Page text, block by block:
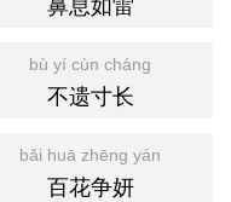
bù yí cùn cháng
不遗寸长
bǎi huā zhēng yán
百花争妍